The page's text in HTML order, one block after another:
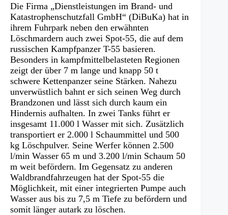
Die Firma „Dienstleistungen im Brand- und
Katastrophenschutzfall GmbH“ (DiBuKa) hat in
ihrem Fuhrpark neben den erwähnten
Löschmardern auch zwei Spot-55, die auf dem
russischen Kampfpanzer T-55 basieren.
Besonders in kampfmittelbelasteten Regionen
zeigt der über 7 m lange und knapp 50 t
schwere Kettenpanzer seine Stärken. Nahezu
unverwüstlich bahnt er sich seinen Weg durch
Brandzonen und lässt sich durch kaum ein
Hindernis aufhalten. In zwei Tanks führt er
insgesamt 11.000 l Wasser mit sich. Zusätzlich
transportiert er 2.000 l Schaummittel und 500
kg Löschpulver. Seine Werfer können 2.500
l/min Wasser 65 m und 3.200 l/min Schaum 50
m weit befördern. Im Gegensatz zu anderen
Waldbrandfahrzeugen hat der Spot-55 die
Möglichkeit, mit einer integrierten Pumpe auch
Wasser aus bis zu 7,5 m Tiefe zu befördern und
somit länger autark zu löschen.